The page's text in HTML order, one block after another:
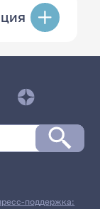
поддержка: